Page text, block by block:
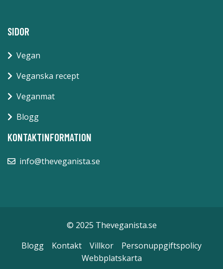
SIDOR
Vegan
Veganska recept
Veganmat
Blogg
KONTAKTINFORMATION
info@theveganista.se
© 2025 Theveganista.se
Blogg
Kontakt Villkor
Personuppgiftspolicy
Webbplatskarta